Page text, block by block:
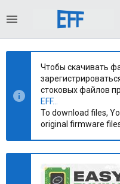
Чтобы скачивать
стоковых файлов
EFF...
To download files,
original firmware